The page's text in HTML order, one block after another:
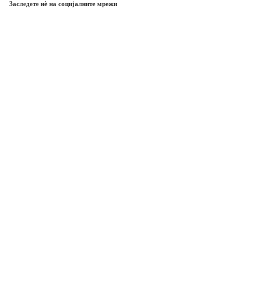
Заследете нѐ на социјалните мрежи